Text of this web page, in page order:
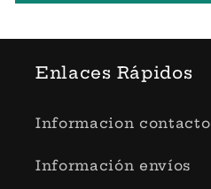
Enlaces Rápidos
Informacion contacto
Información envíos